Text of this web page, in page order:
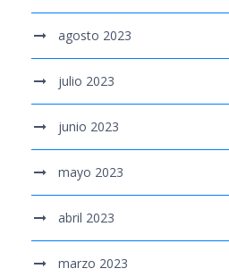
agosto 2023
julio 2023
junio 2023
mayo 2023
abril 2023
marzo 2023